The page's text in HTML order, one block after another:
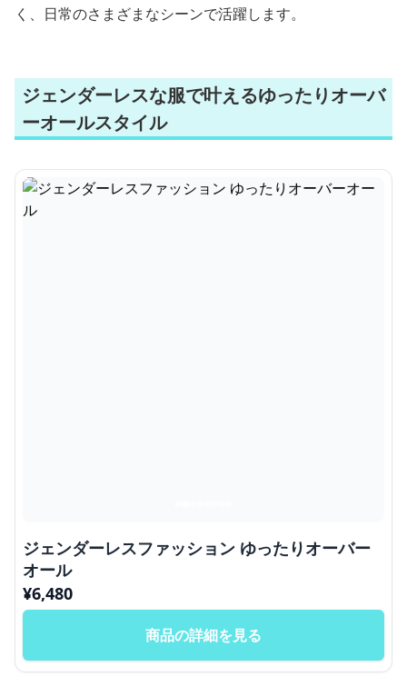
く、日常のさまざまなシーンで活躍します。
ジェンダーレスな服で叶えるゆったりオーバ
ーオールスタイル
ジェンダーレスファッション ゆったりオーバー
オール
¥6,480
商品の詳細を見る